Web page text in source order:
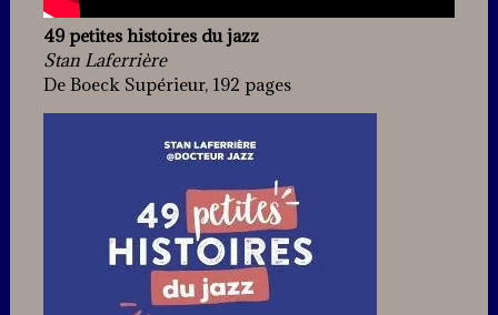
49 petites histoires du jazz
Stan Laferrière
De Boeck Supérieur, 192 pages